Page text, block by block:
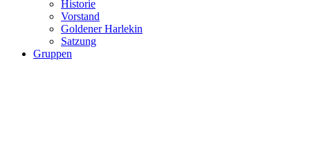
Historie
Vorstand
Goldener Harlekin
Satzung
Gruppen